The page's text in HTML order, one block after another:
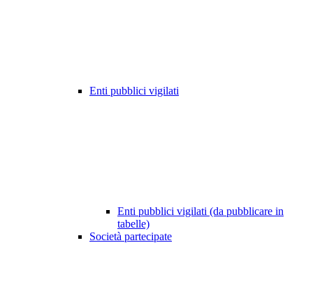
Enti pubblici vigilati
Enti pubblici vigilati (da pubblicare in
tabelle)
Società partecipate